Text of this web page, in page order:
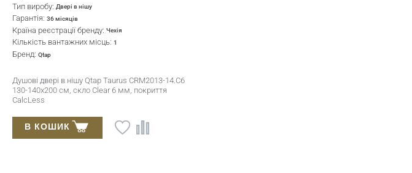
Тип виробу: Двері в нішу
Гарантія: 36 місяців
Країна реєстрації бренду: Чехія
Кількість вантажних місць: 1
Бренд: Qtap
Душові двері в нішу Qtap Taurus CRM2013-14.C6
130-140x200 см, скло Clear 6 мм, покриття
CalcLess
В КОШИК